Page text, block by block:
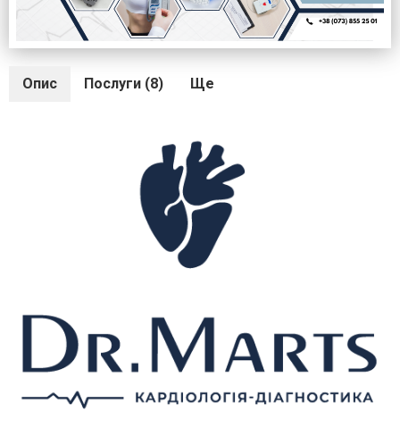
Опис Послуги (8) Ще